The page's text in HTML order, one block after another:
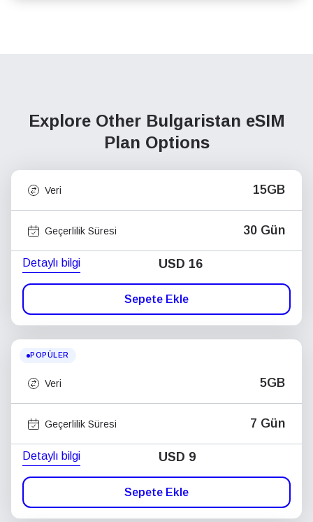
Explore Other Bulgaristan eSIM
Plan Options
Veri 15GB
Geçerlilik Süresi 30 Gün
Detaylı bilgi USD 16
Sepete Ekle
POPÜLER
Veri 5GB
Geçerlilik Süresi 7 Gün
Detaylı bilgi USD 9
Sepete Ekle